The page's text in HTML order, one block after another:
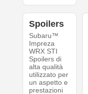
Spoilers
Subaru™
Impreza
WRX STI
Spoilers di
alta qualità
utilizzato per
un aspetto e
prestazioni